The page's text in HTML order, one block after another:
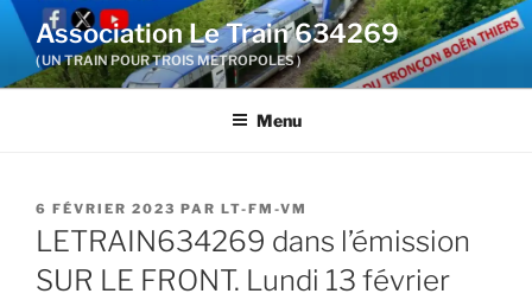
Aller
contenu
Association Le Train 634269
( UN TRAIN POUR TROIS METROPOLES )
Menu
PUBLIÉ
LE
6 FÉVRIER 2023 PAR LT-FM-VM
LETRAIN634269 dans l’émission
SUR LE FRONT. Lundi 13 février